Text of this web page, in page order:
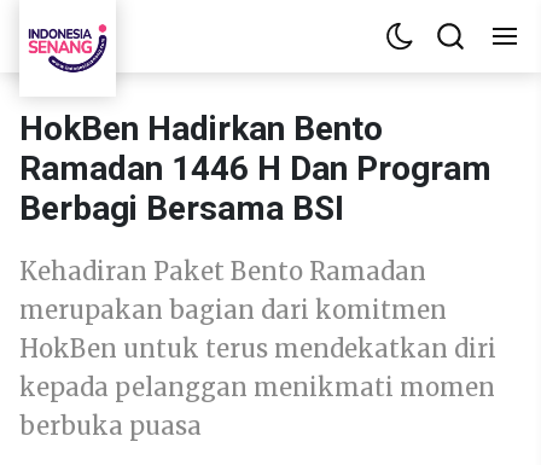
HokBen Hadirkan Bento
Ramadan 1446 H Dan Program
Berbagi Bersama BSI
Kehadiran Paket Bento Ramadan
merupakan bagian dari komitmen
HokBen untuk terus mendekatkan diri
kepada pelanggan menikmati momen
berbuka puasa